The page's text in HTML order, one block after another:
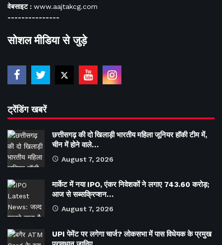
वेबसाइट : www.aajtakcg.com
---------------
सोशल मीडिया से जुड़े
ट्रेंडिंग खबरें
छत्तीसगढ़ की दो खिलाड़ी भारतीय महिला जूनियर हॉकी टीम में,
चीन में होने वाले…
August 7, 2026
मार्केट में नया IPO, एंकर निवेशकों ने लगाए 743.60 करोड़;
आज से सब्सक्रिप्शन…
August 7, 2026
UPI पेमेंट पर लगेगा चार्ज? लोकसभा में पास विधेयक के प्रमुख